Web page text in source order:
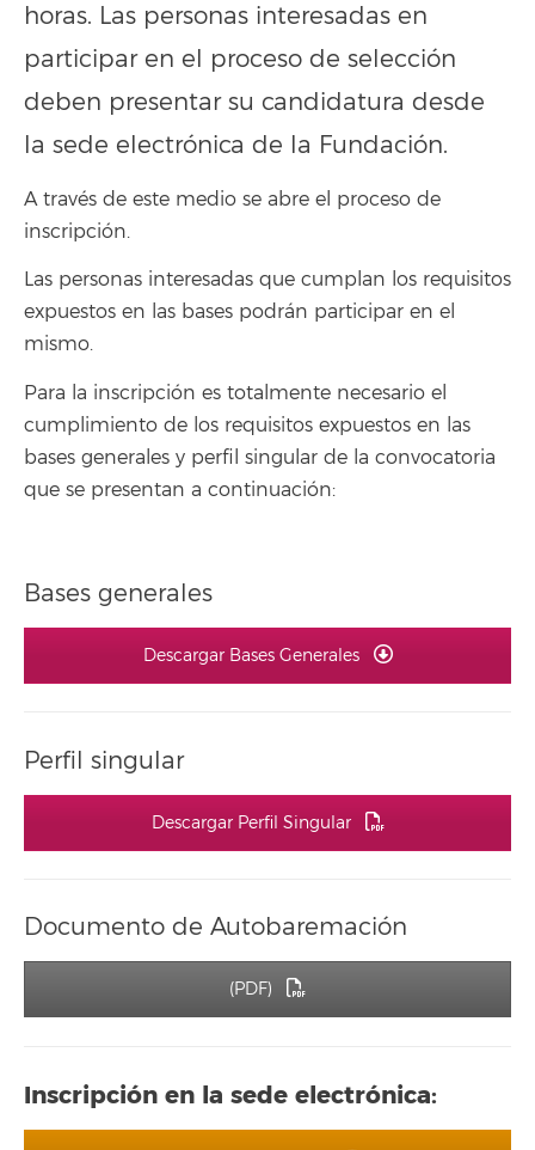
horas. Las personas interesadas en
participar en el proceso de selección
deben presentar su candidatura desde
la sede electrónica de la Fundación.
A través de este medio se abre el proceso de
inscripción.
Las personas interesadas que cumplan los requisitos
expuestos en las bases podrán participar en el
mismo.
Para la inscripción es totalmente necesario el
cumplimiento de los requisitos expuestos en las
bases generales y perfil singular de la convocatoria
que se presentan a continuación:
Bases generales
Descargar Bases Generales
Perfil singular
Descargar Perfil Singular
Documento de Autobaremación
(PDF)
Inscripción en la sede electrónica: